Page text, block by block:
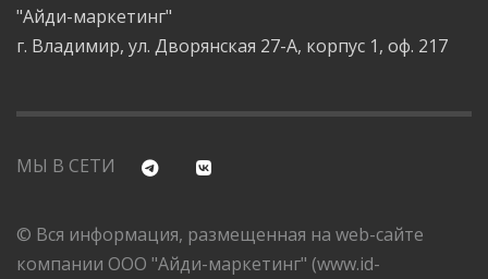
"Айди-маркетинг"
г. Владимир, ул. Дворянская 27-А, корпус 1, оф. 217
МЫ В СЕТИ
© Вся информация, размещенная на web-сайте
компании ООО "Айди-маркетинг" (www.id-